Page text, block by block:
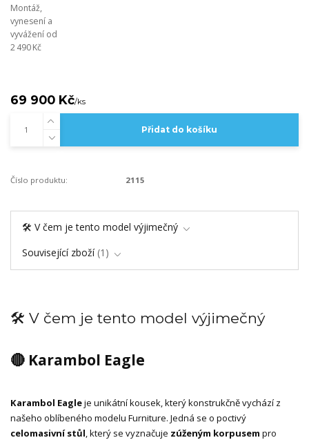
Montáž,
vynesení a
vyvážení od
2 490 Kč
69 900 Kč/ks
Přidat do košíku
Číslo produktu: 2115
🛠️ V čem je tento model výjimečný
Související zboží 1
🛠️ V čem je tento model výjimečný
🔴 Karambol Eagle
Karambol Eagleje unikátní kousek, který konstrukčně vychází z
našeho oblíbeného modelu Furniture. Jedná se o poctivý
celomasivní stůl, který se vyznačuje zúženým korpusem pro